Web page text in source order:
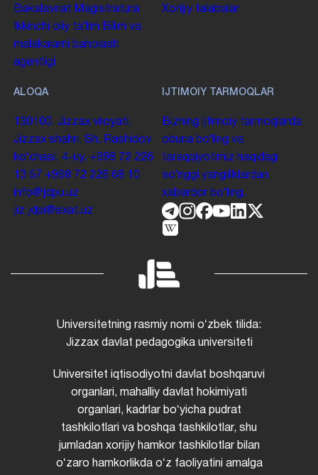
Bakalavriat Magistratura
Ikkinchi oliy taʼlim Bilim va
malakalarni baholash
agentligi
Xorijiy talabalar
ALOQA
130100. Jizzax viloyati,
Jizzax shahri, Sh. Rashidov
koʻchasi, 4-uy. +998 72 226
13 57 +998 72 226 68 10
info@jdpu.uz
jiz.jdpi@exat.uz
IJTIMOIY TARMOQLAR
Bizning ijtimoiy tarmoqlarda
obuna boʻling va
taraqqiyotimiz haqidagi
soʻnggi yangiliklardan
xabardor boʻling.
Universitetning rasmiy nomi oʻzbek tilida:
Jizzax davlat pedagogika universiteti
Universitet iqtisodiyotni davlat boshqaruvi
organlari, mahalliy davlat hokimiyati
organlari, kadrlar boʻyicha pudrat
tashkilotlari va boshqa tashkilotlar, shu
jumladan xorijiy hamkor tashkilotlar bilan
oʻzaro hamkorlikda oʻz faoliyatini amalga